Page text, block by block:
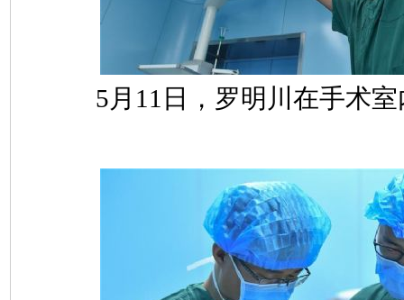
5月11日，罗明川在手术